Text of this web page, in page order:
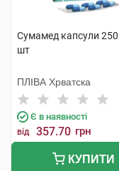
Сумамед капсули
шт
ПЛІВА Хрватска
Є в наявності
від 357.70 грн
КУПИТИ